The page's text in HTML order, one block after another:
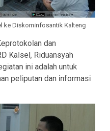
ke Diskominfosantik Kalteng
dan
Kalsel, Riduansyah
ini adalah untuk
peliputan dan informasi